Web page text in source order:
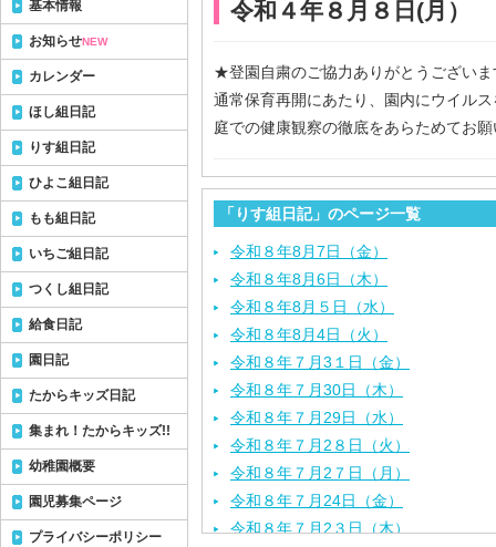
令和４年８月８日(月）
★登園自粛のご協力ありがとうございま
通常保育再開にあたり、園内にウイル
庭での健康観察の徹底をあらためてお
「りす組日記」のページ一覧
令和８年8月7日（金）
令和８年8月6日（木）
令和８年8月５日（水）
令和８年8月4日（火）
令和８年７月3１日（金）
令和８年７月30日（木）
令和８年７月29日（水）
令和８年７月2８日（火）
令和８年７月2７日（月）
令和８年７月24日（金）
令和８年７月2３日（木）
基本情報
お知らせNEW
カレンダー
ほし組日記
りす組日記
ひよこ組日記
もも組日記
いちご組日記
つくし組日記
給食日記
園日記
たからキッズ日記
集まれ！たからキッズ!!
幼稚園概要
園児募集ページ
プライバシーポリシー